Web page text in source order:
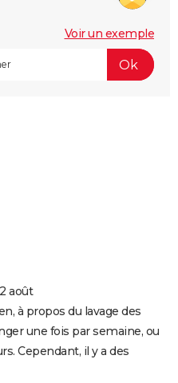
Voir un exemple
août
à propos du lavage des
une fois par semaine, ou
Cependant, il y a des